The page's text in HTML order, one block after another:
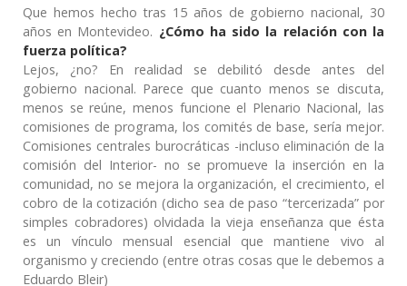
Que hemos hecho tras 15 años de gobierno nacional, 30
años en Montevideo. ¿Cómo ha sido la relación con la
fuerza política?
Lejos, ¿no? En realidad se debilitó desde antes del
gobierno nacional. Parece que cuanto menos se discuta,
menos se reúne, menos funcione el Plenario Nacional, las
comisiones de programa, los comités de base, sería mejor.
Comisiones centrales burocráticas -incluso eliminación de la
comisión del Interior- no se promueve la inserción en la
comunidad, no se mejora la organización, el crecimiento, el
cobro de la cotización (dicho sea de paso “tercerizada” por
simples cobradores) olvidada la vieja enseñanza que ésta
es un vínculo mensual esencial que mantiene vivo al
organismo y creciendo (entre otras cosas que le debemos a
Eduardo Bleir)